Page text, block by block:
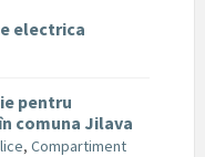
electrica
pentru
comuna Jilava
, Compartiment